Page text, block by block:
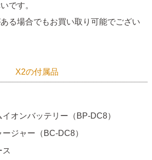
です。
る場合でもお買い取り可能でござい
X2の付属品
オンバッテリー（BP-DC8）
ジャー（BC-DC8）
ス